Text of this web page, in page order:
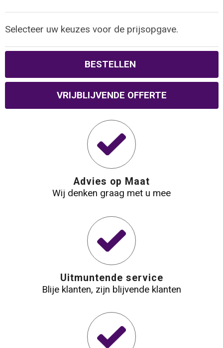
Sporttassen
Toilettassen
Waterbestendige tassen
Golftassen
Gehoorbescherming
Selecteer uw keuzes voor de prijsopgave.
BESTELLEN
VRIJBLIJVENDE OFFERTE
Advies op Maat
Wij denken graag met u mee
Uitmuntende service
Blije klanten, zijn blijvende klanten